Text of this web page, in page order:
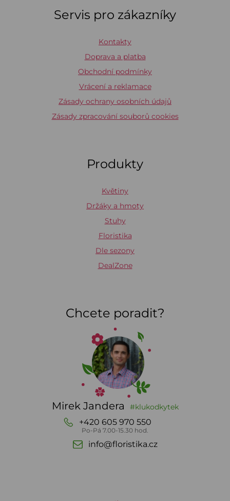
Servis pro zákazníky
Kontakty
Doprava a platba
Obchodní podmínky
Vrácení a reklamace
Zásady ochrany osobních údajů
Zásady zpracování souborů cookies
Produkty
Květiny
Držáky a hmoty
Stuhy
Floristika
Dle sezony
DealZone
Chcete poradit?
Mirek Jandera #klukodkytek
+420 605 970 550
Po-Pá 7.00-15.30 hod.
info@floristika.cz